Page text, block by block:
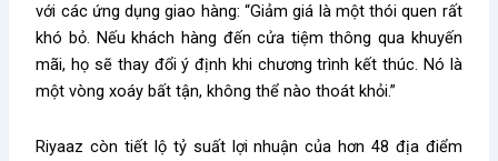
với các ứng dụng giao hàng: “Giảm giá là một thói quen rất
khó bỏ. Nếu khách hàng đến cửa tiệm thông qua khuyến
mãi, họ sẽ thay đổi ý định khi chương trình kết thúc. Nó là
một vòng xoáy bất tận, không thể nào thoát khỏi.”
Riyaaz còn tiết lộ tỷ suất lợi nhuận của hơn 48 địa điểm